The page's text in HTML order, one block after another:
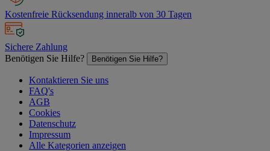
Kostenfreie Rücksendung inneralb von 30 Tagen
Sichere Zahlung
Benötigen Sie Hilfe?
Benötigen Sie Hilfe?
Kontaktieren Sie uns
FAQ's
AGB
Cookies
Datenschutz
Impressum
Alle Kategorien anzeigen